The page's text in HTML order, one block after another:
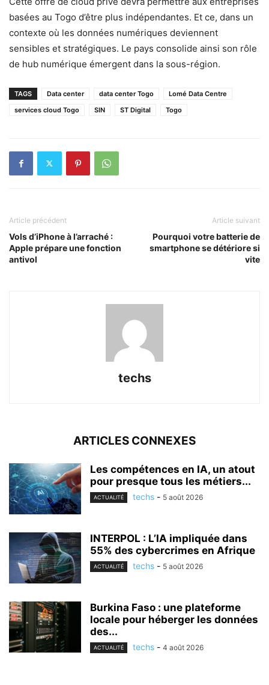
basées au Togo d’être plus indépendantes. Et ce, dans un
contexte où les données numériques deviennent
sensibles et stratégiques. Le pays consolide ainsi son rôle
de hub numérique émergent dans la sous-région.
TAGS Data center data center Togo
Lomé Data Centre
services cloud Togo
SIN ST Digital Togo
Article précédent
Vols d’iPhone à l’arraché :
Apple prépare une fonction
antivol
Article suivant
Pourquoi votre batterie de
smartphone se détériore si
vite
techs
ARTICLES CONNEXES
Les compétences en IA, un atout
pour presque tous les métiers...
ACTUALITÉ techs - 5 août 2026
INTERPOL : L’IA impliquée dans
55% des cybercrimes en Afrique
ACTUALITÉ techs - 5 août 2026
Burkina Faso : une plateforme
locale pour héberger les données
des...
ACTUALITÉ techs - 4 août 2026